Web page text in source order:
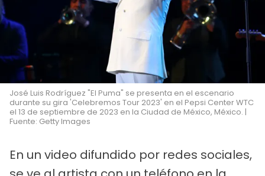
José Luis Rodríguez "El Puma" se presenta en el escenario
durante su gira 'Celebremos Tour 2023' en el Pepsi Center WTC
el 13 de septiembre de 2023 en la Ciudad de México, México. |
Fuente: Getty Images
En un video difundido por redes sociales,